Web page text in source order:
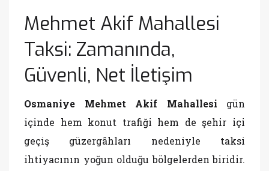
Mehmet Akif Mahallesi
Taksi: Zamanında,
Güvenli, Net İletişim
Osmaniye Mehmet Akif Mahallesi gün
içinde hem konut trafiği hem de şehir içi
geçiş güzergâhları nedeniyle taksi
ihtiyacının yoğun olduğu bölgelerden biridir.